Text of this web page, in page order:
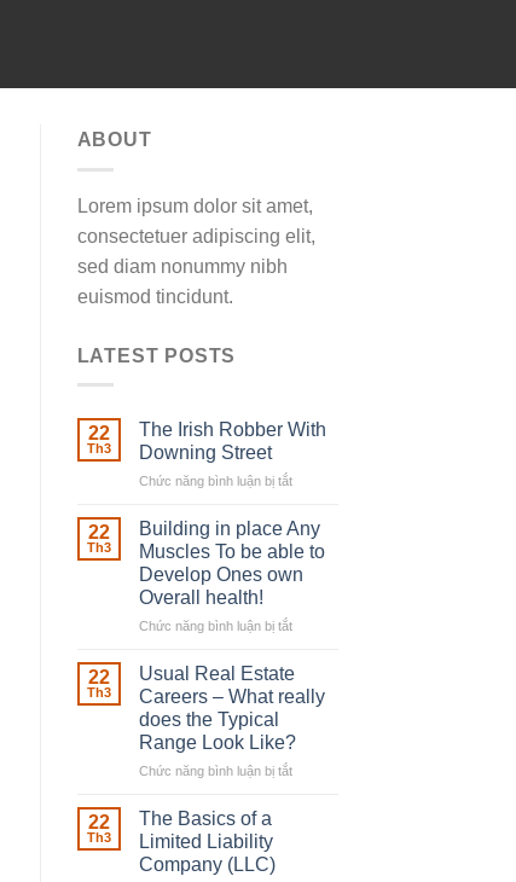
ABOUT
Lorem ipsum dolor sit amet,
consectetuer adipiscing elit,
sed diam nonummy nibh
euismod tincidunt.
LATEST POSTS
22
Th3
The Irish Robber With
Downing Street
Chức năng bình luận bị tắtở
Irish
Robber
With
Downing
22
Th3
Building in place Any
Muscles To be able to
Develop Ones own
Overall health!
Chức năng bình luận bị tắtở
in
place
Any
To
be
22
Th3
Usual Real Estate
Careers – What really
does the Typical
Range Look Like?
Chức năng bình luận bị tắtở
22
Th3
The Basics of a
Limited Liability
Company (LLC)